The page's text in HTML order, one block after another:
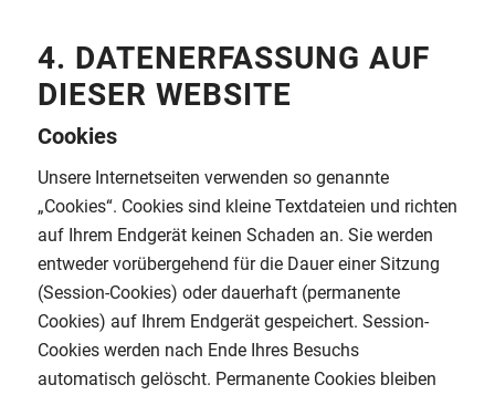
4. DATENERFASSUNG AUF
DIESER WEBSITE
Cookies
Unsere Internetseiten verwenden so genannte
„Cookies“. Cookies sind kleine Textdateien und richten
auf Ihrem Endgerät keinen Schaden an. Sie werden
entweder vorübergehend für die Dauer einer Sitzung
(Session-Cookies) oder dauerhaft (permanente
Cookies) auf Ihrem Endgerät gespeichert. Session-
Cookies werden nach Ende Ihres Besuchs
automatisch gelöscht. Permanente Cookies bleiben